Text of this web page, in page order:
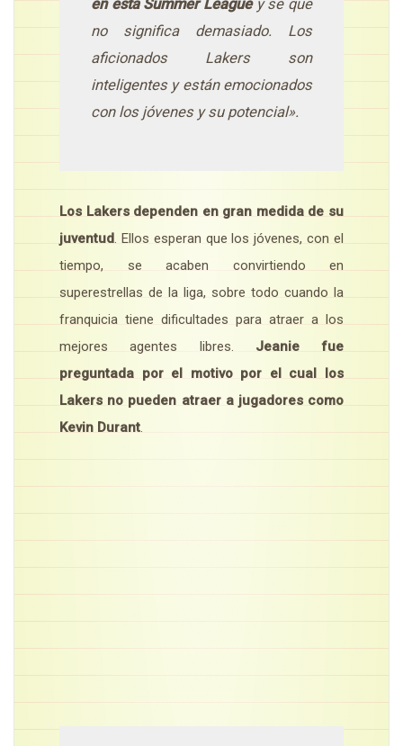
en esta Summer Leaguey sé que
no significa demasiado. Los
aficionados Lakers son
inteligentes y están emocionados
con los jóvenes y su potencial».
Los Lakers dependen en gran medida de su
juventud. Ellos esperan que los jóvenes, con el
tiempo, se acaben convirtiendo en
superestrellas de la liga, sobre todo cuando la
franquicia tiene dificultades para atraer a los
mejores agentes libres. Jeanie fue
preguntada por el motivo por el cual los
Lakers no pueden atraer a jugadores como
Kevin Durant.